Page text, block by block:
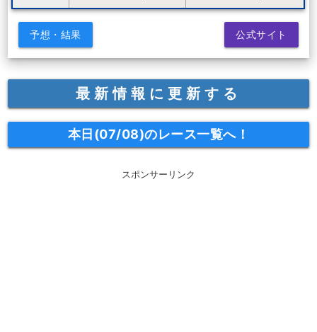
予想・結果 公式サイト
最新情報に更新する
本日(07/08)のレース一覧へ！
スポンサーリンク